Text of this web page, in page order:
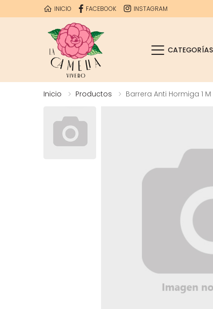
INICIO FACEBOOK INSTAGRAM
CATEGORÍAS
Inicio Productos Barrera Anti Hormiga 1 M